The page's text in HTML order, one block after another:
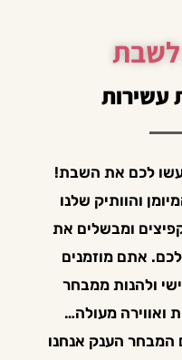
בשרילשבת
והוותיק שלנו
ומבשלים את
אתם מוזמנים
ולהנות ממבחר
ואווירה מעולה…
הענק אנחנו